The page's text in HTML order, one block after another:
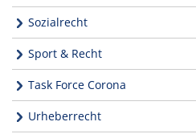
Sozialrecht
Sport & Recht
Task Force Corona
Urheberrecht